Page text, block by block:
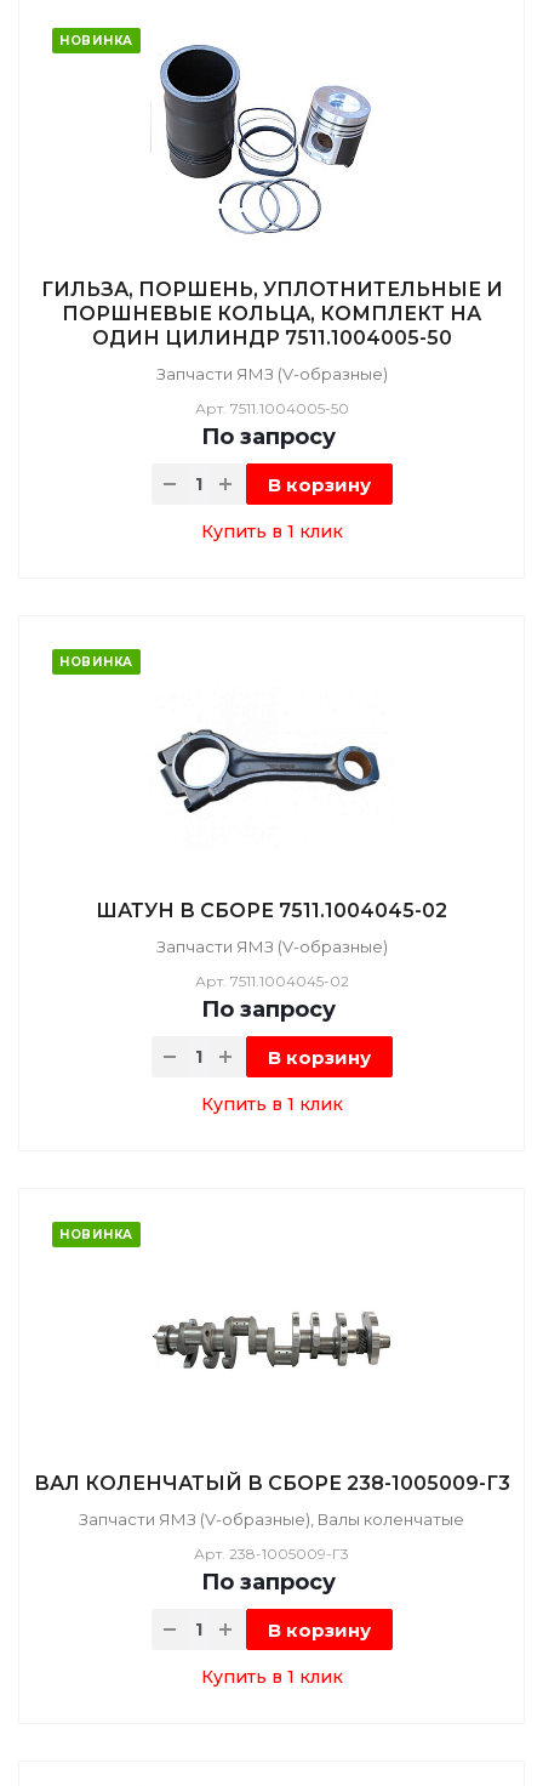
НОВИНКА
ГИЛЬЗА, ПОРШЕНЬ, УПЛОТНИТЕЛЬНЫЕ И
ПОРШНЕВЫЕ КОЛЬЦА, КОМПЛЕКТ НА
ОДИН ЦИЛИНДР 7511.1004005-50
Запчасти ЯМЗ (V-образные)
Арт. 7511.1004005-50
По запросу
В корзину
Купить в 1 клик
НОВИНКА
ШАТУН В СБОРЕ 7511.1004045-02
Запчасти ЯМЗ (V-образные)
Арт. 7511.1004045-02
По запросу
В корзину
Купить в 1 клик
НОВИНКА
ВАЛ КОЛЕНЧАТЫЙ В СБОРЕ 238-1005009-Г3
Запчасти ЯМЗ (V-образные), Валы коленчатые
Арт. 238-1005009-Г3
По запросу
В корзину
Купить в 1 клик